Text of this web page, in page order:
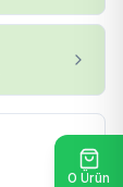
0 Ürün